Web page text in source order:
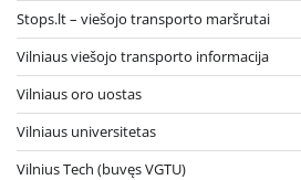
Stops.lt – viešojo transporto maršrutai
Vilniaus viešojo transporto informacija
Vilniaus oro uostas
Vilniaus universitetas
Vilnius Tech (buvęs VGTU)